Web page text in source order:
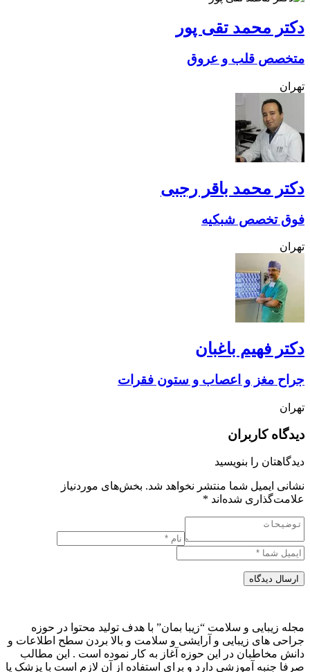
دکتر محمد تقی پور
متخصص قلب و عروق
تهران
دکتر محمد باقر رجبی
فوق تخصص شبکیه
تهران
دکتر فهیم باغبان
جراح مغز و اعصاب و ستون فقرات
تهران
دیدگاه کاربران
دیدگاهتان را بنویسید
نشانی ایمیل شما منتشر نخواهد شد. بخش‌های موردنیاز
علامت‌گذاری شده‌اند *
ارسال دیدگاه
مجله زیبایی و سلامت “زیبا بمان” با هدف تولید محتوا در حوزه
جراحی های زیبایی و آرایشی و سلامت و بالا بردن سطح اطلاعات و
دانش مخاطبان در این حوزه آغاز به کار نموده است . این مطالب
صرفا جنبه آموزشی دارد و برای استفاده از آن لازم است با پزشک یا